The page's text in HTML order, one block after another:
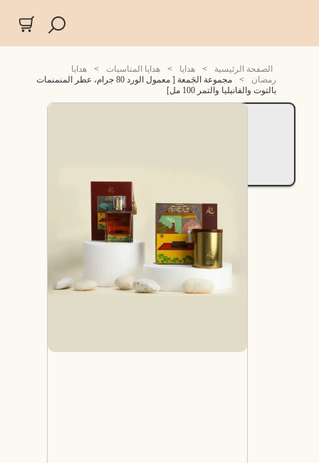
الصفحة الرئيسية > هدايا > هدايا المناسبات >
هدايا
رمضان
>
مجموعة الجَمعة [ معمول الورد 80 جرام، عطر المنمنمات
بالتوت والفانيليا والتمر 100 مل]